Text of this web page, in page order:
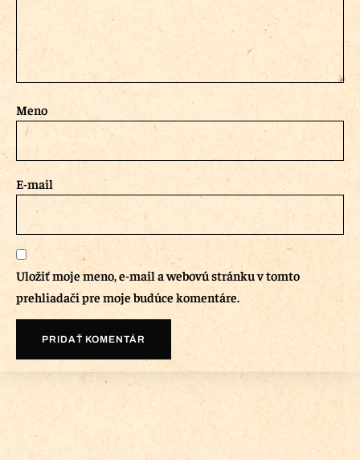
Meno
E-mail
Uložiť moje meno, e-mail a webovú stránku v tomto
prehliadači pre moje budúce komentáre.